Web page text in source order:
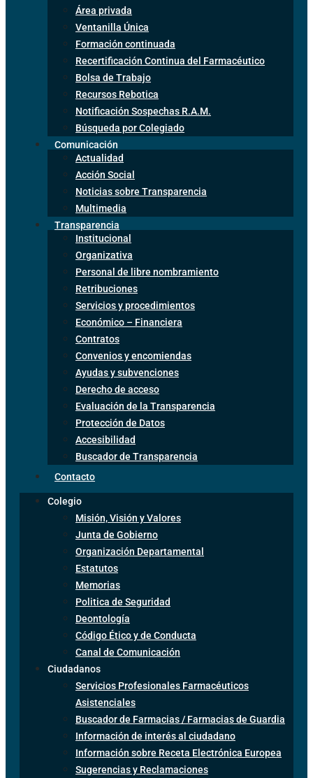
Área privada
Ventanilla Única
Formación continuada
Recertificación Continua del Farmacéutico
Bolsa de Trabajo
Recursos Rebotica
Notificación Sospechas R.A.M.
Búsqueda por Colegiado
Comunicación
Actualidad
Acción Social
Noticias sobre Transparencia
Multimedia
Transparencia
Institucional
Organizativa
Personal de libre nombramiento
Retribuciones
Servicios y procedimientos
Económico – Financiera
Contratos
Convenios y encomiendas
Ayudas y subvenciones
Derecho de acceso
Evaluación de la Transparencia
Protección de Datos
Accesibilidad
Buscador de Transparencia
Contacto
Colegio
Misión, Visión y Valores
Junta de Gobierno
Organización Departamental
Estatutos
Memorias
Politica de Seguridad
Deontología
Código Ético y de Conducta
Canal de Comunicación
Ciudadanos
Servicios Profesionales Farmacéuticos
Asistenciales
Buscador de Farmacias / Farmacias de Guardia
Información de interés al ciudadano
Información sobre Receta Electrónica Europea
Sugerencias y Reclamaciones